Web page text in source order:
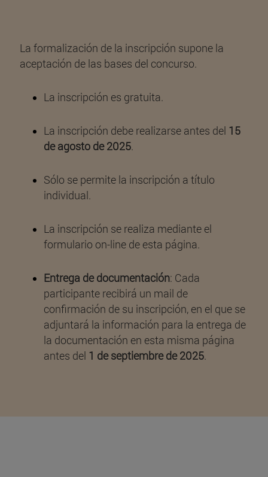
La formalización de la inscripción supone la
aceptación de las bases del concurso.
La inscripción es gratuita.
La inscripción debe realizarse antes del 15
de agosto de 2025.
Sólo se permite la inscripción a título
individual.
La inscripción se realiza mediante el
formulario on-line de esta página.
Entrega de documentación: Cada
participante recibirá un mail de
confirmación de su inscripción, en el que se
adjuntará la información para la entrega de
la documentación en esta misma página
antes del 1 de septiembre de 2025.